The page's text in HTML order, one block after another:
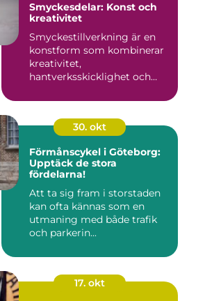
Smyckesdelar: Konst och
kreativitet
Smyckestillverkning är en
konstform som kombinerar
kreativitet,
hantverksskicklighet och
30. okt
Förmånscykel i Göteborg:
Upptäck de stora
fördelarna!
Att ta sig fram i storstaden
kan ofta kännas som en
utmaning med både trafik
och parkerin...
17. okt